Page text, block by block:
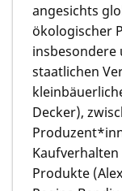
angesichts
ökologischer
insbesondere
staatlichen
Decker),
Produkte